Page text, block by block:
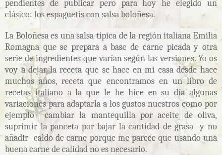
pendientes de publicar pero para hoy he elegido un
clásico: los espaguetis con salsa boloñesa.
La Boloñesa es una salsa típica de la región italiana Emilia
Romagna que se prepara a base de carne picada y otra
serie de ingredientes que varían según las versiones. Yo os
voy a dejar la receta que se hace en mi casa desde hace
muchos años, receta que encontramos en un libro de
recetas italiano a la que le he hice en su día algunas
variaciones para adaptarla a los gustos nuestros como por
ejemplo cambiar la mantequilla por aceite de oliva,
suprimir la panceta por bajar la cantidad de grasa y no
añadir caldo de carne porque me parece que usando una
buena carne de calidad no es necesario.